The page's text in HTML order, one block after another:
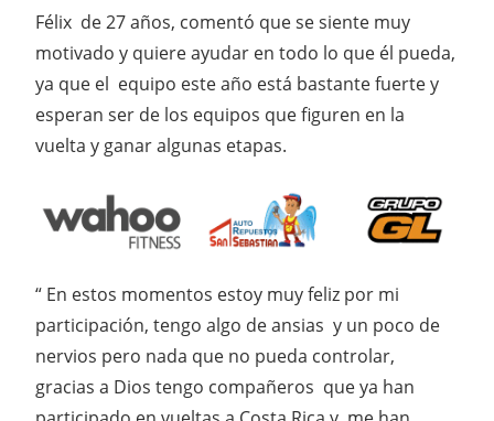
Félix de 27 años, comentó que se siente muy
motivado y quiere ayudar en todo lo que él pueda,
ya que el equipo este año está bastante fuerte y
esperan ser de los equipos que figuren en la
vuelta y ganar algunas etapas.
“ En estos momentos estoy muy feliz por mi
participación, tengo algo de ansias y un poco de
nervios pero nada que no pueda controlar,
gracias a Dios tengo compañeros que ya han